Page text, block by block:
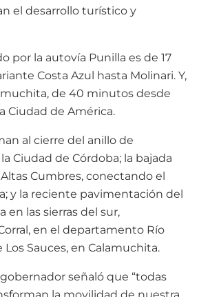
el desarrollo turístico y
por la autovía Punilla es de 17
Costa Azul hasta Molinari. Y,
de 40 minutos desde
Ciudad de América.
al cierre del anillo de
Ciudad de Córdoba; la bajada
Cumbres, conectando el
y la reciente pavimentación del
en las sierras del sur,
en el departamento Río
Los Sauces, en Calamuchita.
señaló que “todas
la movilidad de nuestra